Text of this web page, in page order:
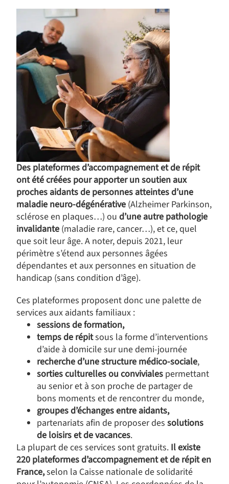
Des plateformes d’accompagnement et de répit
ont été créées pour apporter un soutien aux
proches aidantsde personnes atteintes d’une
maladie neuro-dégénérative (Alzheimer Parkinson,
sclérose en plaques…) ou d’une autre pathologie
invalidante (maladie rare, cancer…), et ce, quel
que soit leur âge. A noter, depuis 2021, leur
périmètre s’étend aux personnes âgées
dépendantes et aux personnes en situation de
handicap (sans condition d’âge).
Ces plateformes proposent donc une palette de
services aux aidants familiaux :
sessions de formation,
temps de répitsous la forme d’interventions
d’aide à domicile sur une demi-journée
recherche d’une structure médico-sociale,
sorties culturelles ou conviviales permettant
au senior et à son proche de partager de
bons moments et de rencontrer du monde,
groupes d’échanges entre aidants,
partenariats afin de proposer des solutions
de loisirs et de vacances.
La plupart de ces services sont gratuits. Il existe
220 plateformes d’accompagnement et de répit en
France,selon la Caisse nationale de solidarité